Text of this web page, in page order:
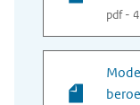
pdf -